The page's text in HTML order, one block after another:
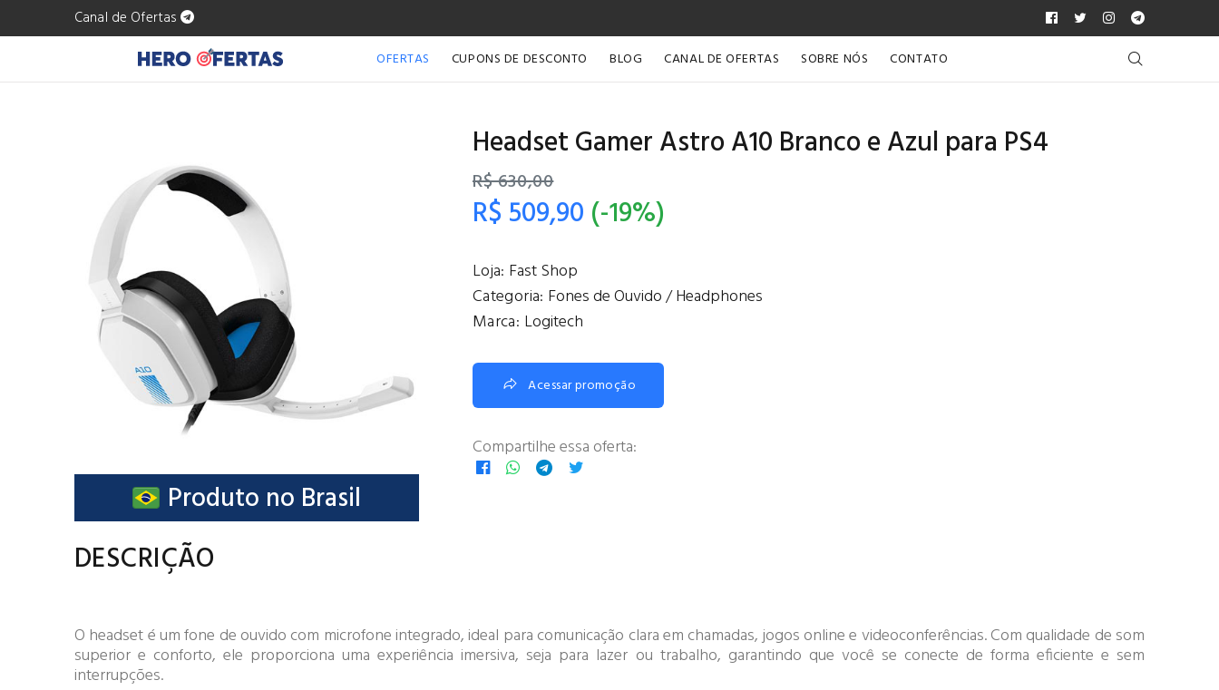
Canal de Ofertas
OFERTAS CUPONS DE DESCONTO BLOG CANAL DE OFERTAS SOBRE NÓS CONTATO
Produto no Brasil
Headset Gamer Astro A10 Branco e Azul para PS4
R$ 630,00
R$ 509,90 (-19%)
Loja: Fast Shop
Categoria: Fones de Ouvido / Headphones
Marca: Logitech
Acessar promoção
Compartilhe essa oferta:
DESCRIÇÃO
O headset é um fone de ouvido com microfone integrado, ideal para comunicação clara em chamadas, jogos online e videoconferências. Com qualidade de som
superior e conforto, ele proporciona uma experiência imersiva, seja para lazer ou trabalho, garantindo que você se conecte de forma eficiente e sem
interrupções.